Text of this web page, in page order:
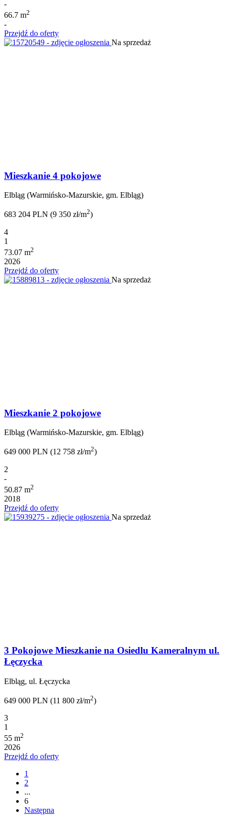
-
66.7 m2
-
Przejdź do oferty
Na sprzedaż
Mieszkanie 4 pokojowe
Elbląg (Warmińsko-Mazurskie, gm. Elbląg)
683 204 PLN (9 350 zł/m2)
4
1
73.07 m2
2026
Przejdź do oferty
Na sprzedaż
Mieszkanie 2 pokojowe
Elbląg (Warmińsko-Mazurskie, gm. Elbląg)
649 000 PLN (12 758 zł/m2)
2
-
50.87 m2
2018
Przejdź do oferty
Na sprzedaż
3 Pokojowe Mieszkanie na Osiedlu Kameralnym ul.
Łęczycka
Elbląg, ul. Łęczycka
649 000 PLN (11 800 zł/m2)
3
1
55 m2
2026
Przejdź do oferty
1
2
...
6
Następna